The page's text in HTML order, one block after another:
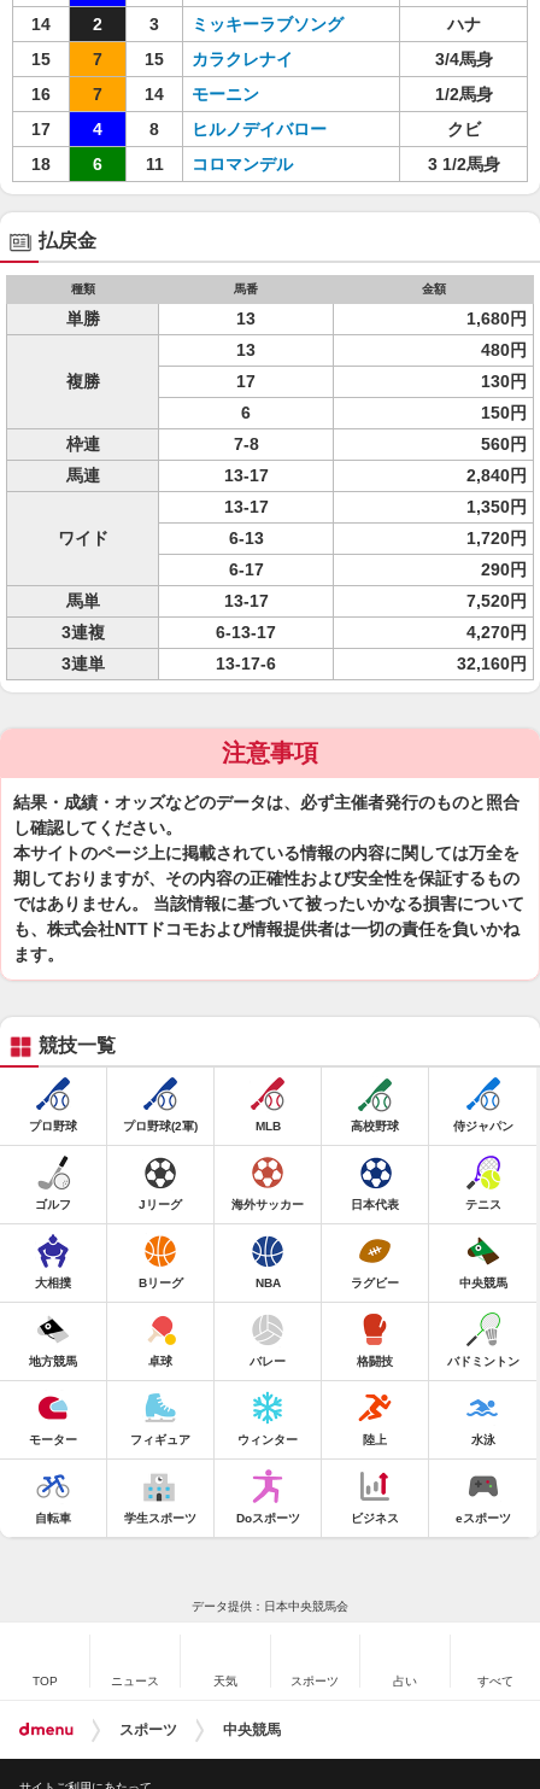
14
2 3 ミッキーラブソング
ハナ
15
7 15 カラクレナイ
3/4馬身
16
7 14 モーニン
1/2馬身
17
4 8 ヒルノデイバロー
クビ
18
6 11 コロマンデル 3 1/2馬身
払戻金
種類 馬番 金額
単勝 13 1,680円
複勝
13
480円
17
130円
6
150円
枠連
7-8
560円
馬連
13-17 2,840円
ワイド
13-17
1,350円
6-13
1,720円
6-17
290円
馬単
13-17
7,520円
3連複
6-13-17
4,270円
3連単
13-17-6 32,160円
注意事項
結果・成績・オッズなどのデータは、必ず主催者発行のものと照合
し確認してください。
本サイトのページ上に掲載されている情報の内容に関しては万全を
期しておりますが、その内容の正確性および安全性を保証するもの
ではありません。 当該情報に基づいて被ったいかなる損害について
も、株式会社NTTドコモおよび情報提供者は一切の責任を負いかね
ます。
競技一覧
プロ野球 プロ野球(2軍) MLB 高校野球 侍ジャパン
ゴルフ Jリーグ 海外サッカー 日本代表 テニス
大相撲 Bリーグ NBA ラグビー 中央競馬
地方競馬 卓球 バレー 格闘技 バドミントン
モーター フィギュア ウィンター 陸上 水泳
自転車 学生スポーツ Doスポーツ ビジネス eスポーツ
データ提供：日本中央競馬会
TOP ニュース 天気 スポーツ 占い すべて
スポーツ 中央競馬